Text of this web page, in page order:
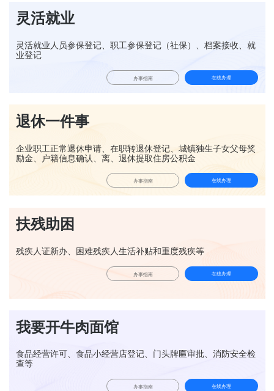
灵活就业
灵活就业人员参保登记、职工参保登记（社保）、档案接收、就
业登记
办事指南 在线办理
退休一件事
企业职工正常退休申请、在职转退休登记、城镇独生子女父母奖
励金、户籍信息确认、离、退休提取住房公积金
办事指南 在线办理
扶残助困
残疾人证新办、困难残疾人生活补贴和重度残疾等
办事指南 在线办理
我要开牛肉面馆
食品经营许可、食品小经营店登记、门头牌匾审批、消防安全检
查等
办事指南 在线办理